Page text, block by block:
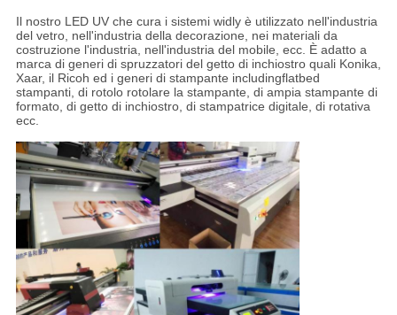
Il nostro LED UV che cura i sistemi widly è utilizzato nell'industria
del vetro, nell'industria della decorazione, nei materiali da
costruzione l'industria, nell'industria del mobile, ecc. È adatto a
marca di generi di spruzzatori del getto di inchiostro quali Konika,
Xaar, il Ricoh ed i generi di stampante includingflatbed
stampanti, di rotolo rotolare la stampante, di ampia stampante di
formato, di getto di inchiostro, di stampatrice digitale, di rotativa
ecc.